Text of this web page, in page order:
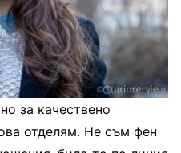
за качествено
отделям. Не съм фен